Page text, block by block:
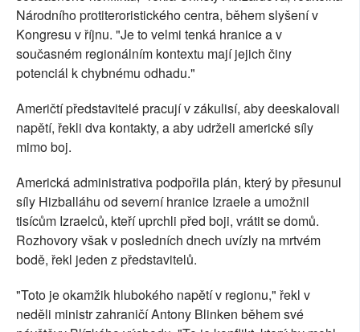
Národního protiteroristického centra, během slyšení v
Kongresu v říjnu. "Je to velmi tenká hranice a v
současném regionálním kontextu mají jejich činy
potenciál k chybnému odhadu."
Američtí představitelé pracují v zákulisí, aby deeskalovali
napětí, řekli dva kontakty, a aby udrželi americké síly
mimo boj.
Americká administrativa podpořila plán, který by přesunul
síly Hizballáhu od severní hranice Izraele a umožnil
tisícům Izraelců, kteří uprchli před boji, vrátit se domů.
Rozhovory však v posledních dnech uvízly na mrtvém
bodě, řekl jeden z představitelů.
"Toto je okamžik hlubokého napětí v regionu," řekl v
neděli ministr zahraničí Antony Blinken během své